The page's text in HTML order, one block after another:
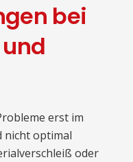
bei
erst im
nicht optimal
oder